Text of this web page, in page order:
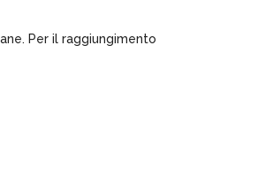
Per il raggiungimento